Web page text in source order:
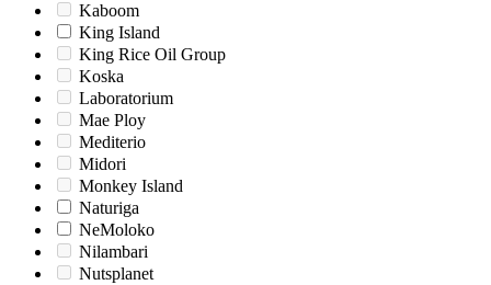
Kaboom
King Island
King Rice Oil Group
Koska
Laboratorium
Mae Ploy
Mediterio
Midori
Monkey Island
Naturiga
NeMoloko
Nilambari
Nutsplanet